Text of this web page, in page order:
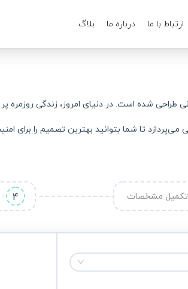
ارتباط با ما درباره ما بلاگ
طراحی شده است. در دنیای امروز، زندگی روزمره
تا شما بتوانید بهترین تصمیم را برای
تکمیل مشخصات 4